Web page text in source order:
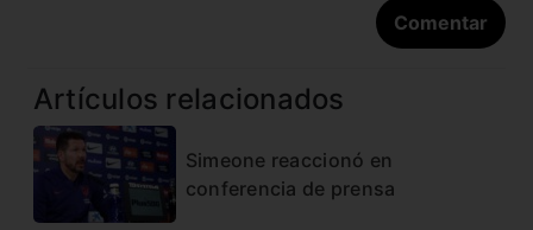
Artículos relacionados
Simeone reaccionó en
conferencia de prensa